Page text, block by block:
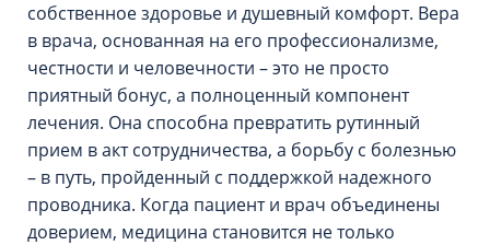
собственное здоровье и душевный комфорт. Вера
в врача, основанная на его профессионализме,
честности и человечности – это не просто
приятный бонус, а полноценный компонент
лечения. Она способна превратить рутинный
прием в акт сотрудничества, а борьбу с болезнью
– в путь, пройденный с поддержкой надежного
проводника. Когда пациент и врач объединены
доверием, медицина становится не только